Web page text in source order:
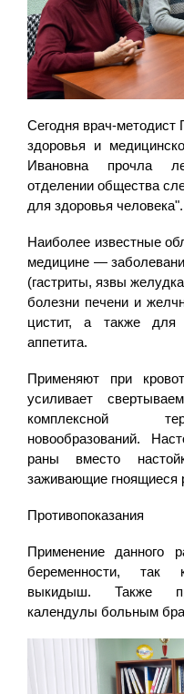
Сегодня врач-
здоровья и
Ивановна прочла
отделении общества
для здоровья человека".
Наиболее известные
медицине —
(гастриты, язвы
болезни печени и
цистит, а также для
аппетита.
Применяют при
усиливает
комплексной
новообразований.
раны вместо
заживающие гноящиеся
Противопоказания
Применение данного
беременности, так
выкидыш. Также
календулы больным